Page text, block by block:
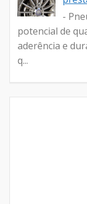
-
potencial de
aderência e
q...